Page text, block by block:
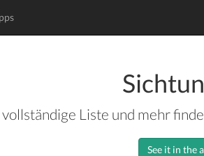
Liste und mehr
See it in the